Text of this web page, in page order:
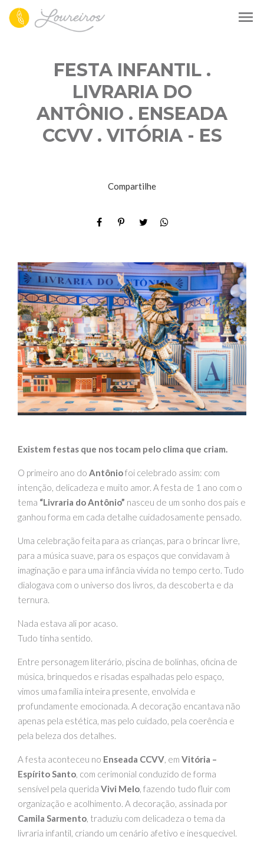
menu
FESTA INFANTIL .
LIVRARIA DO
ANTÔNIO . ENSEADA
CCVV . VITÓRIA - ES
Compartilhe
Existem festas que nos tocam pelo clima que criam.
O primeiro ano do Antôniofoi celebrado assim: com
intenção, delicadeza e muito amor. A festa de 1 ano com o
tema “Livraria do Antônio” nasceu de um sonho dos pais e
ganhou forma em cada detalhe cuidadosamente pensado.
Uma celebração feita para as crianças, para o brincar livre,
para a música suave, para os espaços que convidavam à
imaginação e para uma infância vivida no tempo certo. Tudo
dialogava com o universo dos livros, da descoberta e da
ternura.
Nada estava ali por acaso.
Tudo tinha sentido.
Entre personagem literário, piscina de bolinhas, oficina de
música, brinquedos e risadas espalhadas pelo espaço,
vimos uma família inteira presente, envolvida e
profundamente emocionada. A decoração encantava não
apenas pela estética, mas pelo cuidado, pela coerência e
pela beleza dos detalhes.
A festa aconteceu no Enseada CCVV, em Vitória –
Espírito Santo, com cerimonial conduzido de forma
sensível pela querida Vivi Melo, fazendo tudo fluir com
organização e acolhimento. A decoração, assinada por
Camila Sarmento, traduziu com delicadeza o tema da
livraria infantil, criando um cenário afetivo e inesquecível.